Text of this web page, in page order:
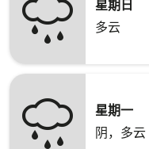
星期日
多云
星期一
阴，多云